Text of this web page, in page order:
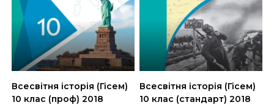
Всесвітня історія (Гісем)
10 клас (проф) 2018
Всесвітня історія (Гісем)
10 клас (стандарт) 2018